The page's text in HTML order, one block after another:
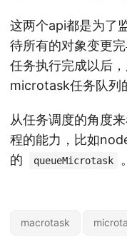
这两个api都是为了
待所有的对象变更
任务执行完成以后
microtask任务队列
从任务调度的角度
程的能力，比如
的
queueMicrotask 。
macrotask